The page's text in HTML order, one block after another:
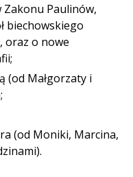
Paulinów,
biechowskiego
oraz o nowe
(od Małgorzaty i
(od Moniki, Marcina,